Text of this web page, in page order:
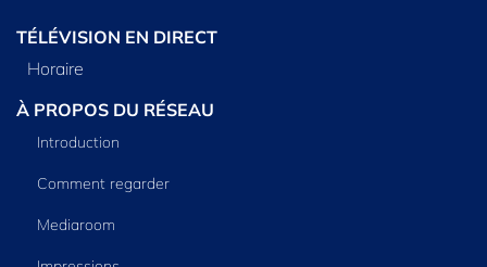
TÉLÉVISION EN DIRECT
Horaire
À PROPOS DU RÉSEAU
Introduction
Comment regarder
Mediaroom